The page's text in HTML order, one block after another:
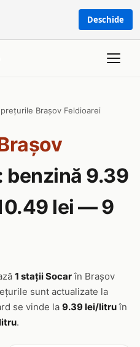
Deschide
Brașov Feldioarei
benzină 9.39
lei — 9
1 stații Socarîn Brașov
sunt actualizate la
se vinde la 9.39 lei/litruîn
.